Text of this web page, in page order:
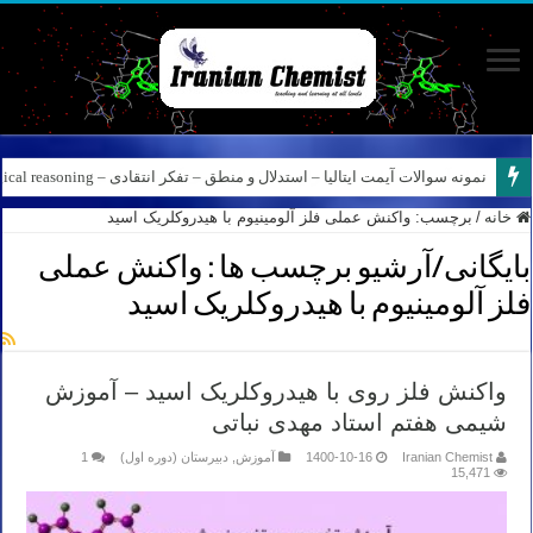
نمونه سوالات آیمت ایتالیا – استدلال و منطق – تفکر انتقادی – Logical reasoning – پارت ۸
کانال آیمت ایتالیا در نرم افزار بله – کانال شیمی آیمت استاد نباتی
خانه / برچسب: واکنش عملی فلز آلومینیوم با هیدروکلریک اسید
بایگانی/آرشیو برچسب ها : واکنش عملی
فلز آلومینیوم با هیدروکلریک اسید
واکنش فلز روی با هیدروکلریک اسید – آموزش
شیمی هفتم استاد مهدی نباتی
Iranian Chemist
1400-10-16 آموزش دبیرستان (دوره اول)
1
15,471